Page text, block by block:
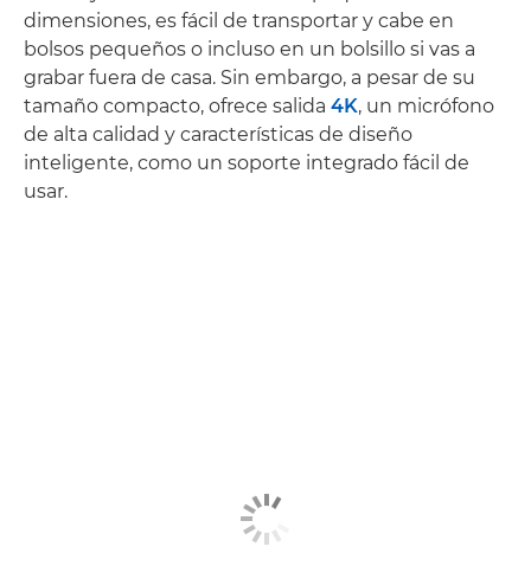
dimensiones, es fácil de transportar y cabe en
bolsos pequeños o incluso en un bolsillo si vas a
grabar fuera de casa. Sin embargo, a pesar de su
tamaño compacto, ofrece salida 4K, un micrófono
de alta calidad y características de diseño
inteligente, como un soporte integrado fácil de
usar.